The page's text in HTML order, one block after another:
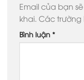
Email của bạn
khai. Các
Bình luận *